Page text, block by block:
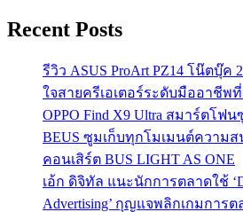
Recent Posts
รีวิว ASUS ProArt PZ14 โน๊ตบุ๊ค
ใจสายครีเอเตอร์ระดับมืออาชีพ
OPPO Find X9 Ultra สมาร์ตโ
BEUS ซูมเก็บทุกโมเมนต์ความ
คอนเสิร์ต BUS LIGHT AS ONE
เอ้ก ดิจิทัล แนะนักการตลาดใช้
Advertising’ กุญแจพลิกเกมการต